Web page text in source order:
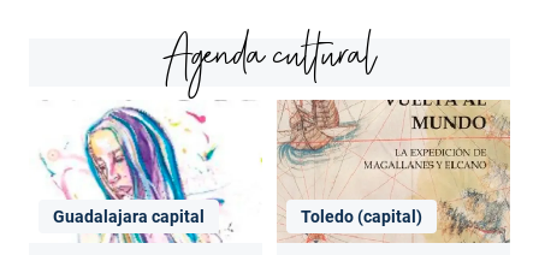
Agenda cultural
Guadalajara capital Toledo (capital)